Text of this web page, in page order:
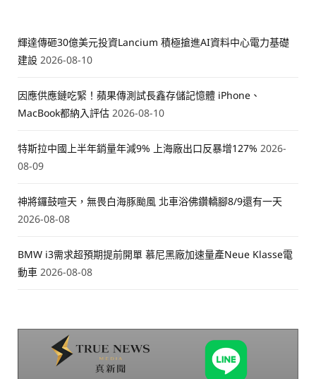
輝達傳砸30億美元投資Lancium 積極搶進AI資料中心電力基礎
建設 2026-08-10
因應供應鏈吃緊！蘋果傳測試長鑫存儲記憶體 iPhone、
MacBook都納入評估 2026-08-10
特斯拉中國上半年銷量年減9% 上海廠出口反暴增127% 2026-
08-09
神將鑼鼓喧天，無畏白海豚颱風 北車浴佛鑽轎腳8/9還有一天
2026-08-08
BMW i3需求超預期提前開單 慕尼黑廠加速量產Neue Klasse電
動車 2026-08-08